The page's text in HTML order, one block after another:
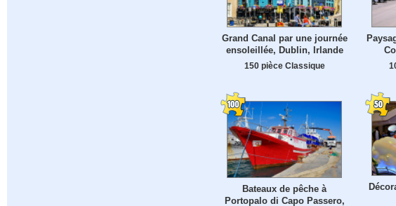
Grand Canal par une journée
ensoleillée, Dublin, Irlande
150 pièce Classique
Bateaux de pêche à
Portopalo di Capo Passero,